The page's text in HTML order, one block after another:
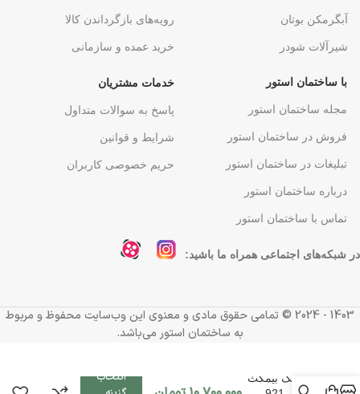
آبگرمکن بوتان
شیرآلات شودر
رویه‌های بازگرداندن کالا
خرید عمده و سازمانی
با ساختمان استور
مجله ساختمان استور
فروش در ساختمان استور
تبلیغات در ساختمان استور
درباره ساختمان استور
تماس با ساختمان استور
خدمات مشتریان
پاسخ به سوالات متداول
شرایط و قوانین
حریم خصوصی کاربران
در شبکه‌های اجتماعی همراه ما باشید:
1403 - 2024 ©️ تمامی حقوق مادی و معنوی این وب‌سایت محفوظ و مربوط
به ساختمان استور می‌باشد.
سینک بیمکث
انتخاب